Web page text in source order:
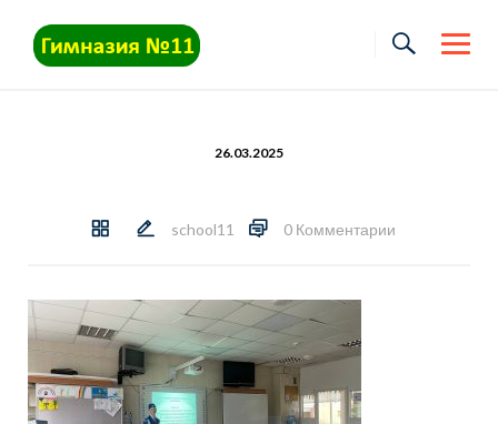
content
26.03.2025
school11 0 Комментарии